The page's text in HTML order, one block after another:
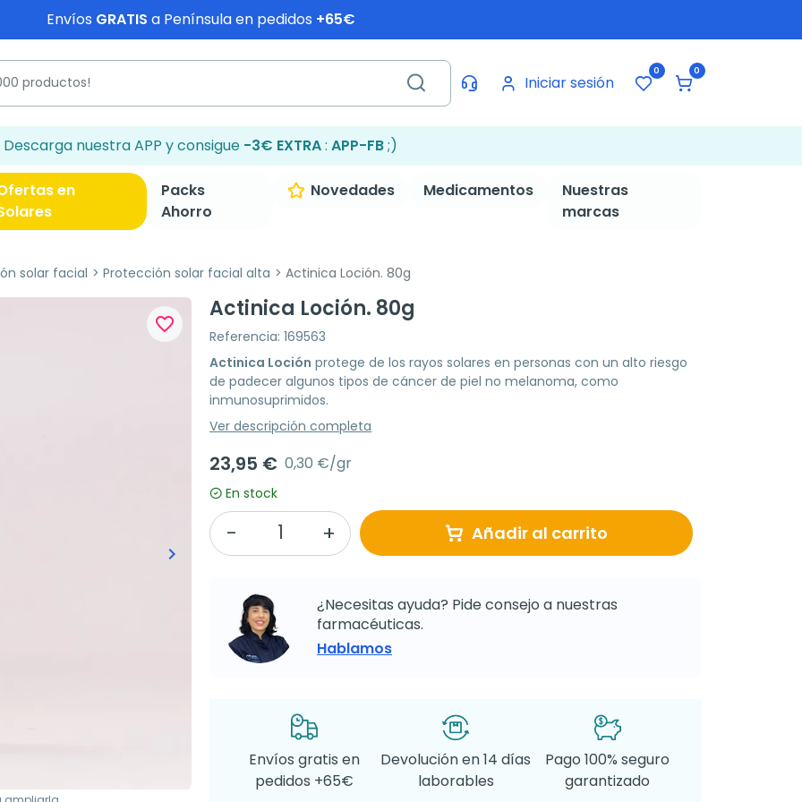
Envíos GRATIS a Península en pedidos +65€
Iniciar sesión
0 0
Descarga nuestra APP y consigue -3€ EXTRA: APP-FB;)
en
Packs
Ahorro
Novedades Medicamentos
Nuestras
marcas
solar facial Protección solar facial alta Actinica Loción. 80g
Siguiente
keyboard_arrow_right
favorite_border
Actinica Loción. 80g
Referencia: 169563
Actinica Loción protege de los rayos solares en personas con un alto riesgo
de padecer algunos tipos de cáncer de piel no melanoma, como
inmunosuprimidos.
Ver descripción completa
23,95 € 0,30 €/gr
En stock
Añadir al carrito
¿Necesitas ayuda? Pide consejo a nuestras
farmacéuticas.
Hablamos
Envíos gratis en
pedidos +65€
Devolución en 14 días
laborables
Pago 100% seguro
garantizado